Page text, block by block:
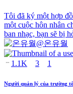
Tôi đã ký một hợp
một cuộc hôn nhân
ban nhạc, bạn sẽ bị
@온유월
1.1K 3 1
Người quản lý của trường